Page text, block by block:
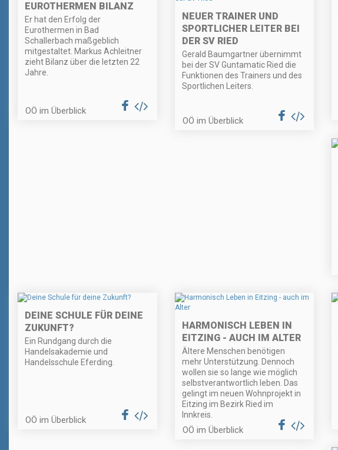
EUROTHERMEN BILANZ
Er hat den Erfolg der
Eurothermen in Bad
Schallerbach maßgeblich
mitgestaltet. Markus Achleitner
zieht Bilanz über die letzten 22
Jahre.
OÖ im Überblick
NEUER TRAINER UND
SPORTLICHER LEITER BEI
DER SV RIED
Gerald Baumgartner übernimmt
bei der SV Guntamatic Ried die
Funktionen des Trainers und des
Sportlichen Leiters.
OÖ im Überblick
DEINE SCHULE FÜR DEINE
ZUKUNFT?
Ein Rundgang durch die
Handelsakademie und
Handelsschule Eferding.
OÖ im Überblick
HARMONISCH LEBEN IN
EITZING - AUCH IM ALTER
Ältere Menschen benötigen
mehr Unterstützung. Dennoch
wollen sie so lange wie möglich
selbstverantwortlich leben. Das
gelingt im neuen Wohnprojekt in
Eitzing im Bezirk Ried im
Innkreis.
OÖ im Überblick